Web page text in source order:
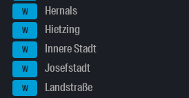
W Hernals
W Hietzing
W Innere Stadt
W Josefstadt
W Landstraße